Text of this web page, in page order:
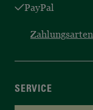
PayPal
Zahlungsarten
SERVICE